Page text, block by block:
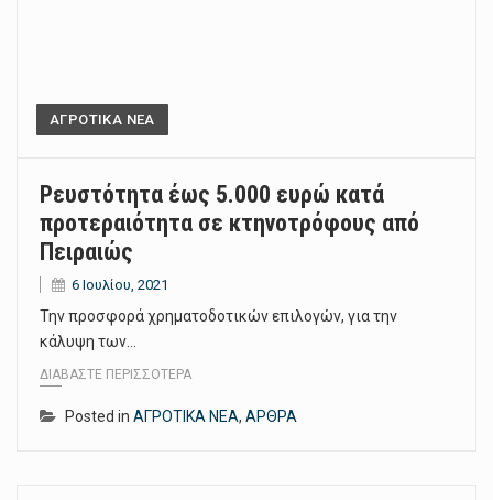
ΑΓΡΟΤΙΚΑ ΝΕΑ
Ρευστότητα έως 5.000 ευρώ κατά
προτεραιότητα σε κτηνοτρόφους από
Πειραιώς
6 Ιουλίου, 2021
Την προσφορά χρηματοδοτικών επιλογών, για την
κάλυψη των…
ΔΙΑΒΆΣΤΕ ΠΕΡΙΣΣΌΤΕΡΑ
Posted in ΑΓΡΟΤΙΚΑ ΝΕΑ, ΑΡΘΡΑ